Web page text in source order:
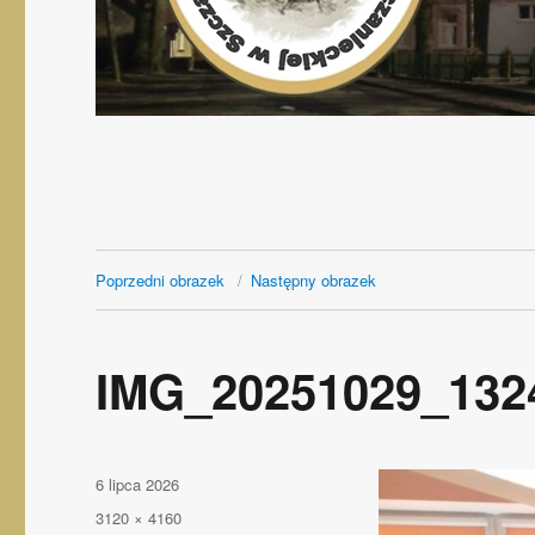
Poprzedni obrazek Następny obrazek
Opublikowano
6 lipca 2026
Pełny
3120 × 4160